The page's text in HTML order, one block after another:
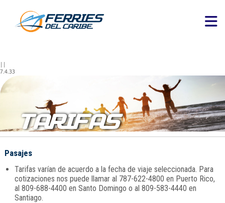
||
7.4.33
TARIFAS
Pasajes
Tarifas varían de acuerdo a la fecha de viaje seleccionada. Para
cotizaciones nos puede llamar al 787-622-4800 en Puerto Rico,
al 809-688-4400 en Santo Domingo o al 809-583-4440 en
Santiago.